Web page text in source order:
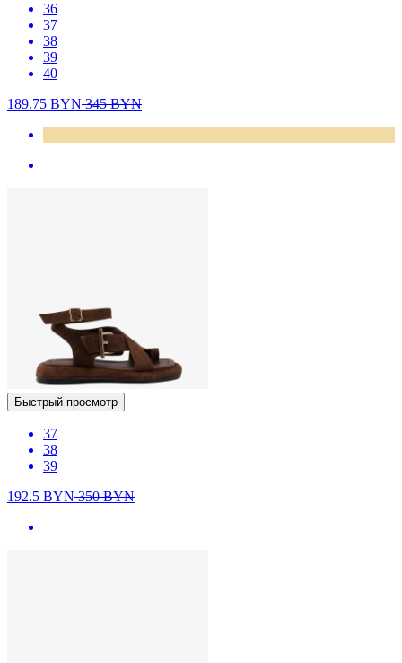
36
37
38
39
40
189.75 BYN345BYN
Быстрый просмотр
37
38
39
192.5 BYN350BYN